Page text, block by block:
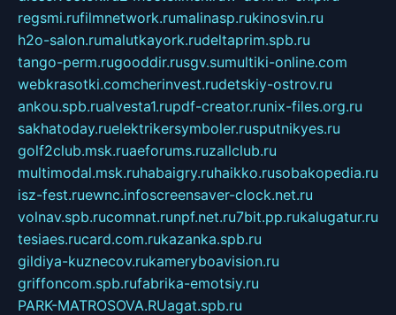
regsmi.rufilmnetwork.rumalinasp.rukinosvin.ru
h2o-salon.rumalutkayork.rudeltaprim.spb.ru
tango-perm.rugooddir.rusgv.sumultiki-online.com
webkrasotki.comcherinvest.rudetskiy-ostrov.ru
ankou.spb.rualvesta1.rupdf-creator.runix-files.org.ru
sakhatoday.ruelektrikersymboler.rusputnikyes.ru
golf2club.msk.ruaeforums.ruzallclub.ru
multimodal.msk.ruhabaigry.ruhaikko.rusobakopedia.ru
isz-fest.ruewnc.infoscreensaver-clock.net.ru
volnav.spb.rucomnat.runpf.net.ru7bit.pp.rukalugatur.ru
tesiaes.rucard.com.rukazanka.spb.ru
gildiya-kuznecov.rukameryboavision.ru
griffoncom.spb.rufabrika-emotsiy.ru
PARK-MATROSOVA.RUagat.spb.ru